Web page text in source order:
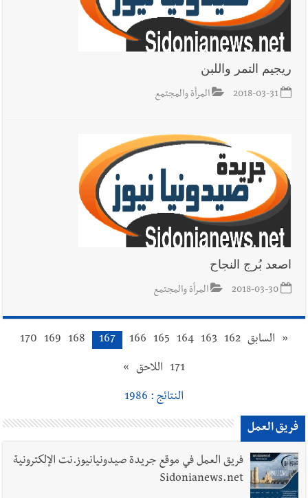
ريجيم التمر واللبن
2018-03-31 المرأة والمجتمع
اصعد بُرج النجاح
2018-03-30 المرأة والمجتمع
« السابق 162
163
164
165
166
167
168
169
170
171 اللاحق »
النتائج : 1986
فريق العمل
فريق العمل في موقع جريدة صيدونيانيوز.نت الإلكترونية
Sidonianews.net